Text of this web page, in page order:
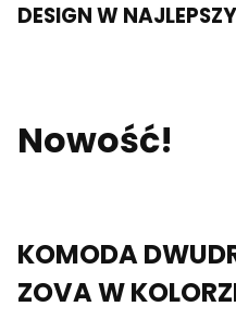
DESIGN W
Nowość!
KOMODA
ZOVA W